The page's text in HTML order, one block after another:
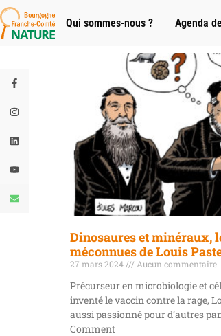
Qui sommes-nous ? Agenda
Dinosaures et minéraux,
méconnues de Louis
27 mars 2024 Aucun commentaire
Précurseur en microbiologie et
inventé le vaccin contre la rage,
aussi passionné pour d’autres
Comment